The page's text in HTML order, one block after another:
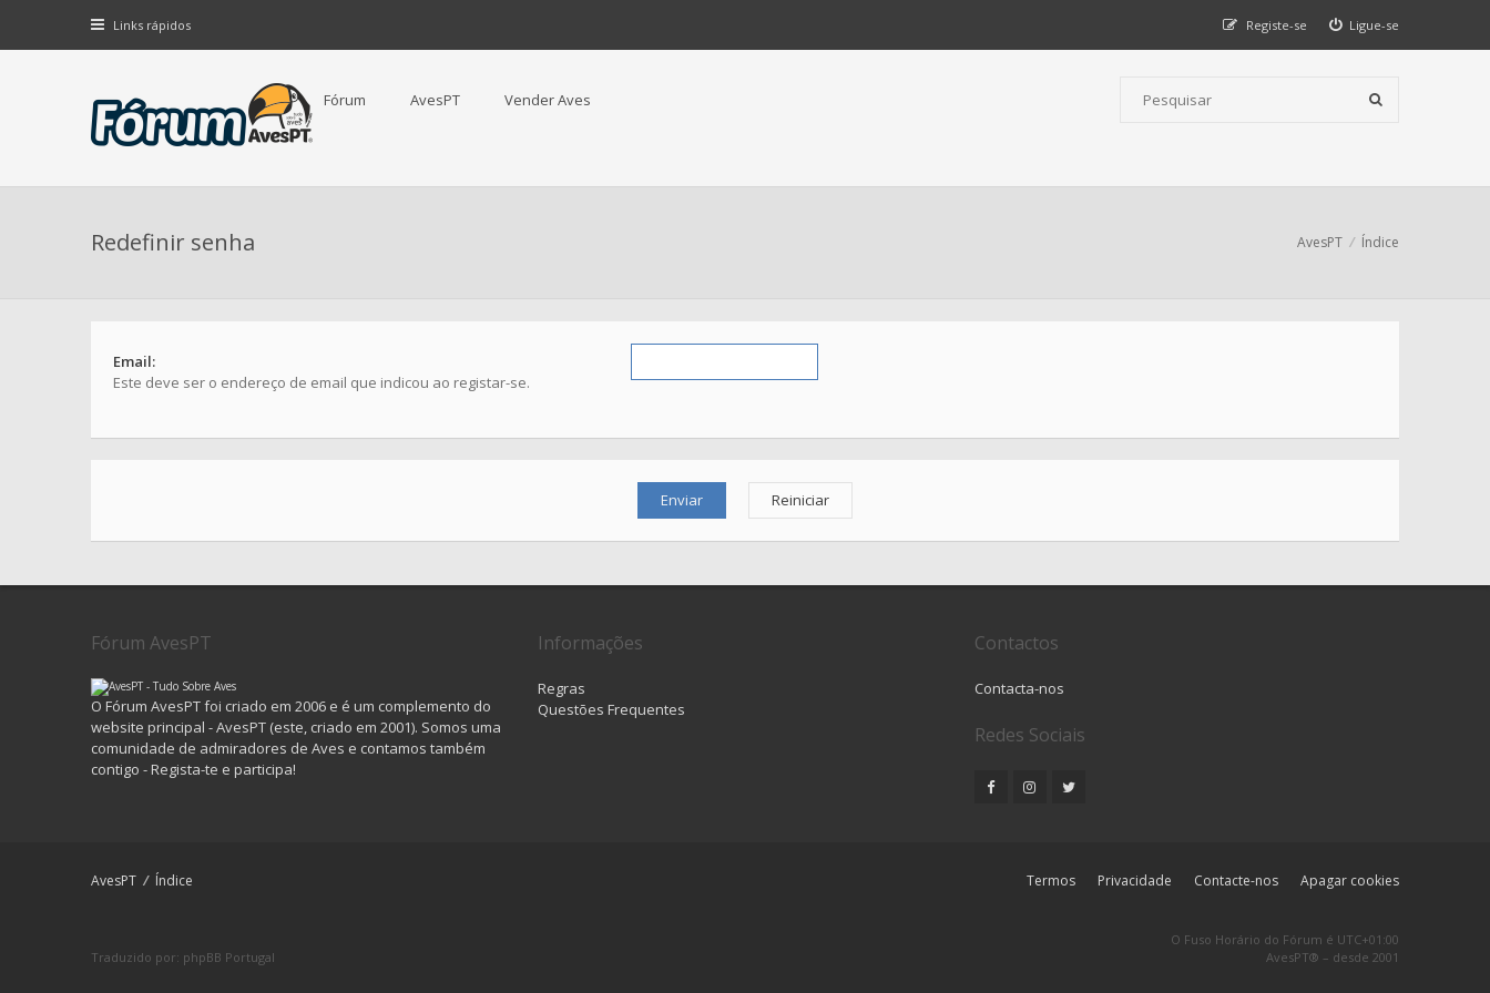
Links rápidos Ligue-se
Registe-se
Fórum AvesPT Vender Aves
Redefinir senha AvesPT Índice
Email:
Este deve ser o endereço de email que indicou ao registar-se.
Fórum AvesPT
O Fórum AvesPT foi criado em 2006 e é um complemento do
website principal - AvesPT (este, criado em 2001). Somos uma
comunidade de admiradores de Aves e contamos também
contigo - Regista-te e participa!
Informações
Regras
Questões Frequentes
Contactos
Contacta-nos
Redes Sociais
AvesPT Índice Apagar cookies
Contacte-nos
Privacidade
Termos
Traduzido por: phpBB Portugal
O Fuso Horário do Fórum é UTC+01:00
AvesPT® – desde 2001